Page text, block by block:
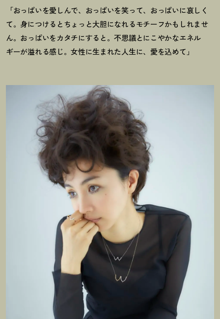
「おっぱいを愛しんで、おっぱいを笑って、おっぱいに哀しく
て。身につけるとちょっと大胆になれるモチーフかもしれませ
ん。おっぱいをカタチにすると。不思議とにこやかなエネル
ギーが溢れる感じ。女性に生まれた人生に、愛を込めて」